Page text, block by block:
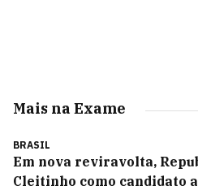
Mais na Exame
BRASIL
Em nova reviravolta,
Cleitinho como candidato